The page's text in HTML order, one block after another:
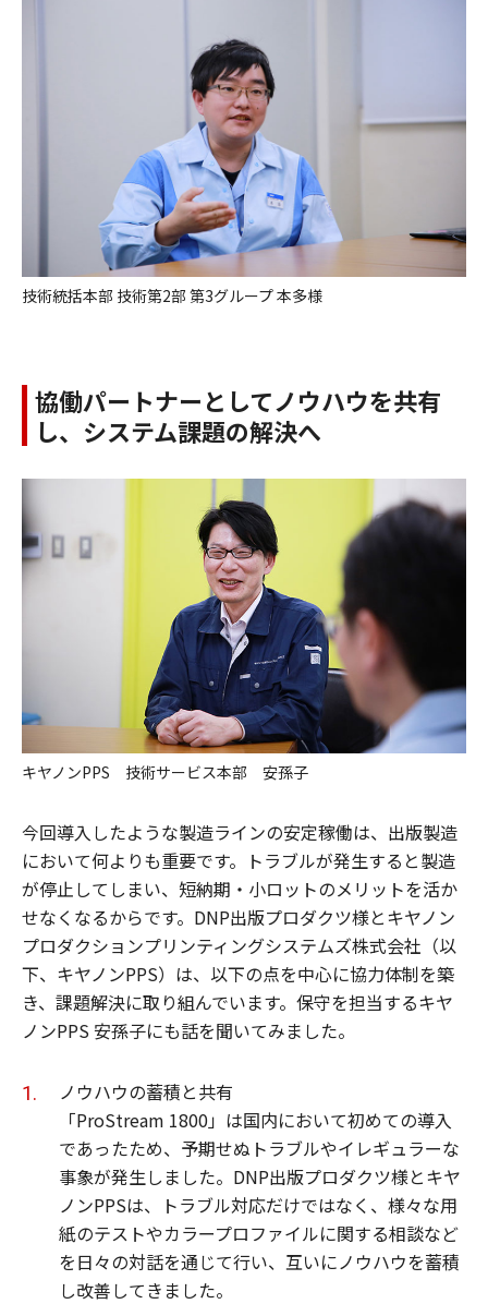
技術統括本部 技術第2部 第3グループ 本多様
協働パートナーとしてノウハウを共有
し、システム課題の解決へ
キヤノンPPS 技術サービス本部 安孫子
今回導入したような製造ラインの安定稼働は、出版製造
において何よりも重要です。トラブルが発生すると製造
が停止してしまい、短納期・小ロットのメリットを活か
せなくなるからです。DNP出版プロダクツ様とキヤノン
プロダクションプリンティングシステムズ株式会社（以
下、キヤノンPPS）は、以下の点を中心に協力体制を築
き、課題解決に取り組んでいます。保守を担当するキヤ
ノンPPS 安孫子にも話を聞いてみました。
ノウハウの蓄積と共有
「ProStream 1800」は国内において初めての導入
であったため、予期せぬトラブルやイレギュラーな
事象が発生しました。DNP出版プロダクツ様とキヤ
ノンPPSは、トラブル対応だけではなく、様々な用
紙のテストやカラープロファイルに関する相談など
を日々の対話を通じて行い、互いにノウハウを蓄積
し改善してきました。